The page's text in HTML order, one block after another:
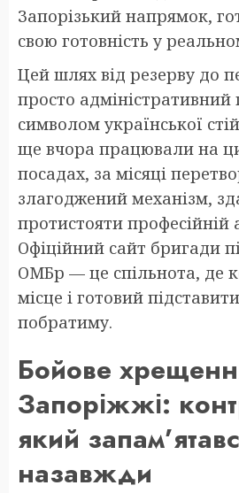
Запорізький напрямок,
свою готовність у
Цей шлях від резерву до
просто адміністративний
символом української
ще вчора працювали на
посадах, за місяці
злагоджений механізм,
протистояти професійній
Офіційний сайт бригади
ОМБр — це спільнота, де
місце і готовий
побратиму.
Бойове
Запоріжжі:
який
назавжди